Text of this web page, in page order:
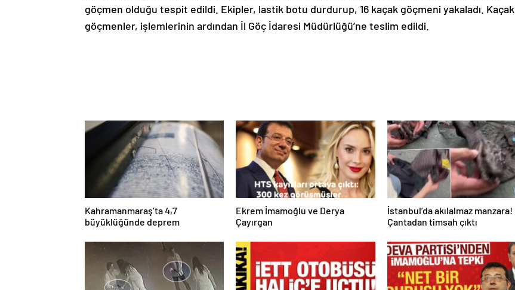
göçmen olduğu tespit edildi. Ekipler, lastik botu durdurup, 16 kaçak göçmeni yakaladı. Kaçak
göçmenler, işlemlerinin ardından İl Göç İdaresi Müdürlüğü’ne teslim edildi.
Kahramanmaraş’ta 4,7
büyüklüğünde deprem
Ekrem İmamoğlu ve Derya
Çayırgan
İstanbul’da akılalmaz manzara!
Çantadan timsah çıktı